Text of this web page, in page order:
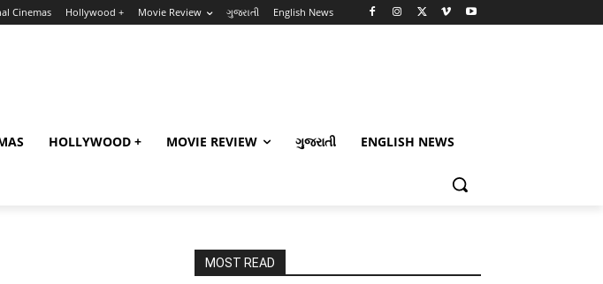
Cinemas Hollywood + Movie Review ગુજરાતી English News
HOLLYWOOD + MOVIE REVIEW ગુજરાતી ENGLISH NEWS
MOST READ